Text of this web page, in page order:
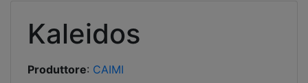
Kaleidos
Produttore: CAIMI